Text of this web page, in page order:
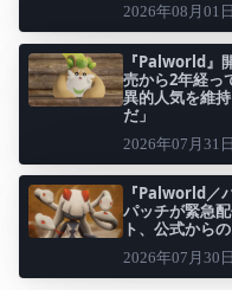
2026年08月01
『Palworld』
売から2年経っ
異的人気を維
だ」
2026年07月31
『Palworld／
パッチが緊急
ト、公式から
2026年07月30